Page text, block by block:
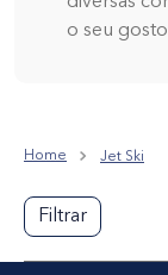
o seu
Jet Ski
Filtrar
º
triton